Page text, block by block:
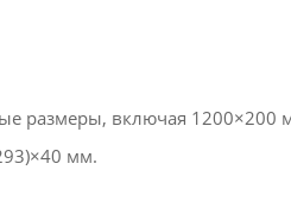
размеры, включая
мм.​